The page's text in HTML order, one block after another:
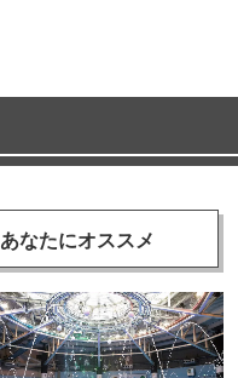
あなたにオススメ